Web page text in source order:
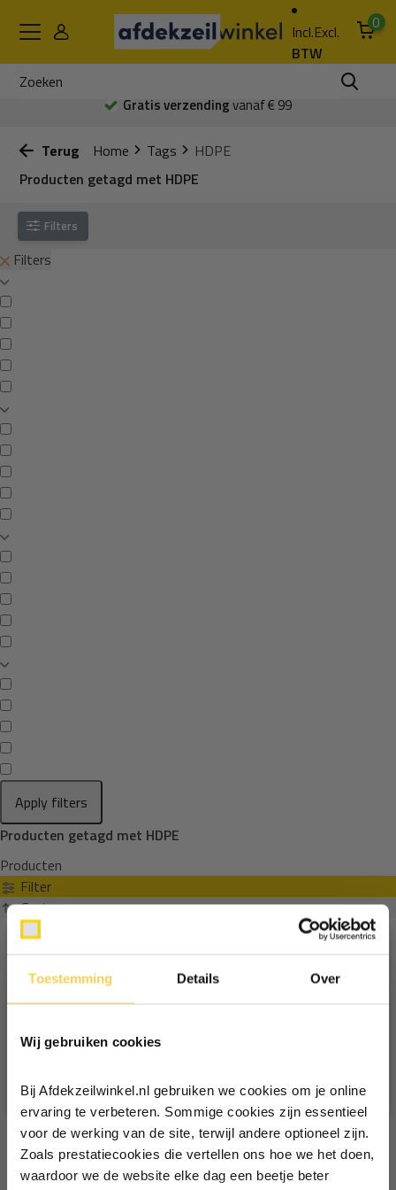
Toestemming Details Over
Wij gebruiken cookies
Bij Afdekzeilwinkel.nl gebruiken we cookies om je online
ervaring te verbeteren. Sommige cookies zijn essentieel
voor de werking van de site, terwijl andere optioneel zijn.
Zoals prestatiecookies die vertellen ons hoe we het doen,
waardoor we de website elke dag een beetje beter
Incl.Excl.
BTW
0
Gratis verzendingvanaf € 99
Terug Home Tags
HDPE
Producten getagd met HDPE
Filters
Filters
Apply filters
Producten getagd met HDPE
Producten
Filter
Sorteren op
Ontvang €5,- korting!
Schrijf je in voor de nieuwsbrief en
Vul je e-mailadres in‍⁪⁪
Particulier Zakelijk